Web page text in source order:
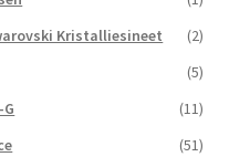
Kristalliesineet
(2)
(5)
(11)
(51)